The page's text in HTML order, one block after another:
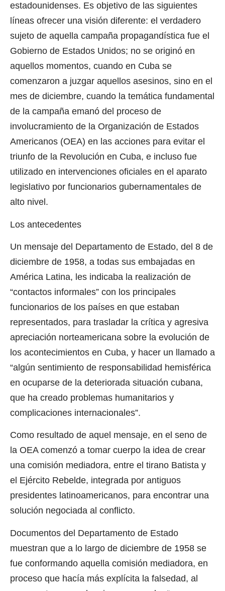
estadounidenses. Es objetivo de las siguientes
líneas ofrecer una visión diferente: el verdadero
sujeto de aquella campaña propagandística fue el
Gobierno de Estados Unidos; no se originó en
aquellos momentos, cuando en Cuba se
comenzaron a juzgar aquellos asesinos, sino en el
mes de diciembre, cuando la temática fundamental
de la campaña emanó del proceso de
involucramiento de la Organización de Estados
Americanos (OEA) en las acciones para evitar el
triunfo de la Revolución en Cuba, e incluso fue
utilizado en intervenciones oficiales en el aparato
legislativo por funcionarios gubernamentales de
alto nivel.
Los antecedentes
Un mensaje del Departamento de Estado, del 8 de
diciembre de 1958, a todas sus embajadas en
América Latina, les indicaba la realización de
“contactos informales” con los principales
funcionarios de los países en que estaban
representados, para trasladar la crítica y agresiva
apreciación norteamericana sobre la evolución de
los acontecimientos en Cuba, y hacer un llamado a
“algún sentimiento de responsabilidad hemisférica
en ocuparse de la deteriorada situación cubana,
que ha creado problemas humanitarios y
complicaciones internacionales”.
Como resultado de aquel mensaje, en el seno de
la OEA comenzó a tomar cuerpo la idea de crear
una comisión mediadora, entre el tirano Batista y
el Ejército Rebelde, integrada por antiguos
presidentes latinoamericanos, para encontrar una
solución negociada al conflicto.
Documentos del Departamento de Estado
muestran que a lo largo de diciembre de 1958 se
fue conformando aquella comisión mediadora, en
proceso que hacía más explícita la falsedad, al